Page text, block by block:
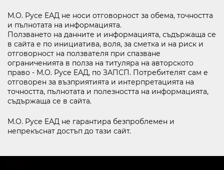
М.О. Русе EАД не носи отговорност за обема, точността
и пълнотата на информацията.
Ползването на данните и информацията, съдържаща се
в сайта е по инициатива, воля, за сметка и на риск и
отговорност на ползвателя при спазване
ограниченията в полза на титуляра на авторското
право - М.О. Русе EАД, по ЗАПСП. Потребителят сам е
отговорен за възприятията и интерпретацията на
точността, пълнотата и полезността на информацията,
съдържаща се в сайта.
М.О. Русе EАД не гарантира безпроблемен и
непрекъснат достъп до тази сайт.
KABOOM ПОЛИТИКА ЗА ОБРАБОТВАНЕ И СИГУРНОСТ НА ЛИЧНИТЕ ДАННИ